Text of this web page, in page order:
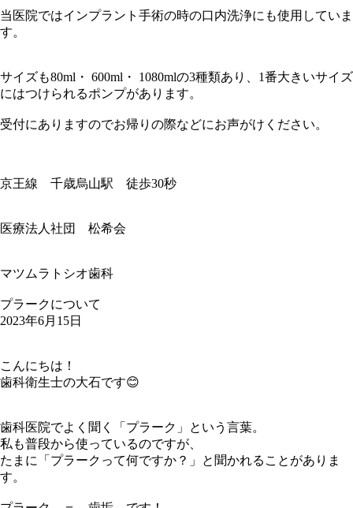
当医院ではインプラント手術の時の口内洗浄にも使用していま
す。
サイズも80ml・ 600ml・ 1080mlの3種類あり、1番大きいサイズ
にはつけられるポンプがあります。
受付にありますのでお帰りの際などにお声がけください。
京王線 千歳烏山駅 徒歩30秒
医療法人社団 松希会
マツムラトシオ歯科
プラークについて
2023年6月15日
こんにちは！
歯科衛生士の大石です😊
歯科医院でよく聞く「プラーク」という言葉。
私も普段から使っているのですが、
たまに「プラークって何ですか？」と聞かれることがありま
す。